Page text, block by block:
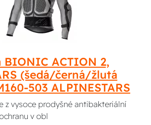
ACTION 2,
(šedá/černá/žlutá
503 ALPINESTARS
z vysoce prodyšné antibakteriální
v obl